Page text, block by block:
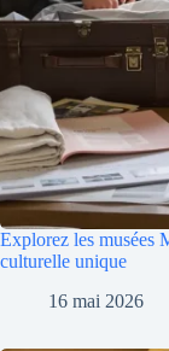
Explorez les musées
culturelle unique
16 mai 2026